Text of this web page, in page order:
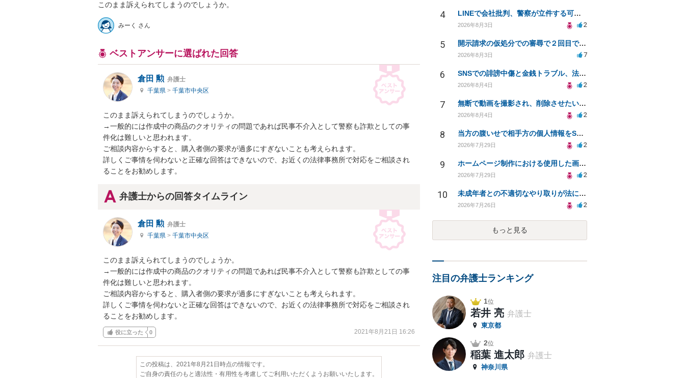
このまま訴えられてしまうのでしょうか。
みーく さん
ベストアンサーに選ばれた回答
倉田 勲 弁護士
千葉県 > 千葉市中央区
このまま訴えられてしまうのでしょうか。
→一般的には作成中の商品のクオリティの問題であれば民事不介入として警察も詐欺としての事
件化は難しいと思われます。
ご相談内容からすると、購入者側の要求が過多にすぎないことも考えられます。
詳しくご事情を伺わないと正確な回答はできないので、お近くの法律事務所で対応をご相談され
ることをお勧めします。
弁護士からの回答タイムライン
倉田 勲 弁護士
千葉県 > 千葉市中央区
このまま訴えられてしまうのでしょうか。
→一般的には作成中の商品のクオリティの問題であれば民事不介入として警察も詐欺としての事
件化は難しいと思われます。
ご相談内容からすると、購入者側の要求が過多にすぎないことも考えられます。
詳しくご事情を伺わないと正確な回答はできないので、お近くの法律事務所で対応をご相談され
ることをお勧めします。
役に立った 0 2021年8月21日 16:26
この投稿は、2021年8月21日時点の情報です。
ご自身の責任のもと適法性・有用性を考慮してご利用いただくようお願いいたします。
4 LINEで会社批判、警察が立件する可能性は？
2026年8月3日 2
5 開示請求の仮処分での審尋で２回目で終わらない場合どうしたらいいですか
2026年8月3日 7
6 SNSでの誹謗中傷と金銭トラブル、法的対応の相談
2026年8月4日 2
7 無断で動画を撮影され、削除させたいが連絡が返ってこない。
2026年8月4日 2
8 当方の腹いせで相手方の個人情報をSNSで晒してしまい名誉毀損させてしまったかもしれない
2026年7月29日 2
9 ホームページ制作における使用した画像や文章の著作権について
2026年7月29日 2
10 未成年者との不適切なやり取りが法に触れる可能性と対処法
2026年7月26日 2
もっと見る
注目の弁護士ランキング
1位
若井 亮 弁護士
東京都
2位
稲葉 進太郎 弁護士
神奈川県